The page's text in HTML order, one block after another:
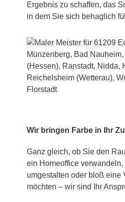
Ergebnis zu schaffen, das
in dem Sie sich behaglich
Wir bringen Farbe in Ihr
Ganz gleich, ob Sie den
ein Homeoffice verwandeln,
umgestalten oder bloß eine
möchten – wir sind Ihr